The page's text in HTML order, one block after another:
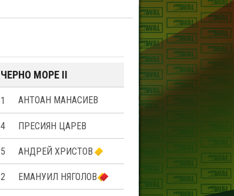
ЧЕРНО МОРЕ II
1 АНТОАН МАНАСИЕВ
4 ПРЕСИЯН ЦАРЕВ
5 АНДРЕЙ ХРИСТОВ
2 ЕМАНУИЛ НЯГОЛОВ